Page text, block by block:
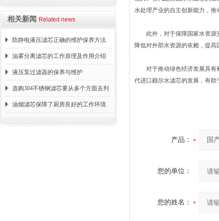
相关新闻 Related news
防静电液压滤芯正确的维护保养方法
油雾分离滤芯的工作原理及作用介绍
液压泵过滤器的保养与维护
选购304不锈钢滤芯要从多个方面去判
断
油烟滤芯保障了厨房良好的工作环境
水处理产业的自主创新能力，推
此外，对于保障国家水资源安
降低对外部水资源的依赖，提
对于推动绿色经济发展具有积
代进口颇尔水滤芯的发展，有
产品：
您的单位：
您的姓名：